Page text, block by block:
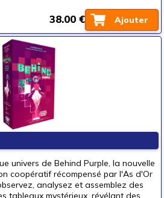
Ajouter
38.00 €
univers de Behind Purple, la nouvelle
coopératif récompensé par l'As d'Or
analysez et assemblez des
tableaux mystérieux, révélant des